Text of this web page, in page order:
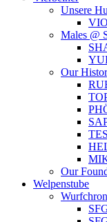
Unsere
Males @
Our
Our
Welpenstube